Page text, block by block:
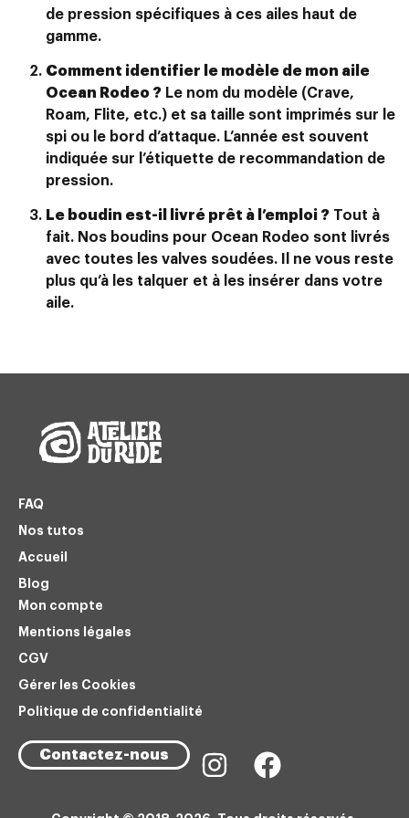
de pression spécifiques à ces ailes haut de
gamme.
Comment identifier le modèle de mon aile
Ocean Rodeo ? Le nom du modèle (Crave,
Roam, Flite, etc.) et sa taille sont imprimés sur le
spi ou le bord d’attaque. L’année est souvent
indiquée sur l’étiquette de recommandation de
pression.
Le boudin est-il livré prêt à l’emploi ? Tout à
fait. Nos boudins pour Ocean Rodeo sont livrés
avec toutes les valves soudées. Il ne vous reste
plus qu’à les talquer et à les insérer dans votre
aile.
Mon compte
Mentions légales
CGV
Gérer les Cookies
Politique de confidentialité
FAQ
Nos tutos
Accueil
Blog
Contactez-nous